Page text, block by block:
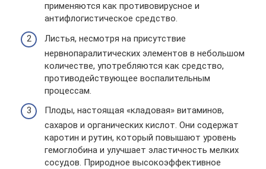
применяются как противовирусное и
антифлогистическое средство.
Листья, несмотря на присутствие
нервнопаралитических элементов в небольшом
количестве, употребляются как средство,
противодействующее воспалительным
процессам.
Плоды, настоящая «кладовая» витаминов,
сахаров и органических кислот. Они содержат
каротин и рутин, который повышают уровень
гемоглобина и улучшает эластичность мелких
сосудов. Природное высокоэффективное